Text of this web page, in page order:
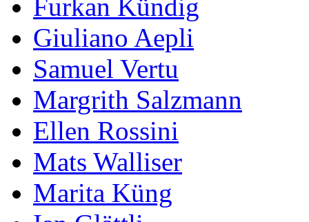
Furkan Kündig
Giuliano Aepli
Samuel Vertu
Margrith Salzmann
Ellen Rossini
Mats Walliser
Marita Küng